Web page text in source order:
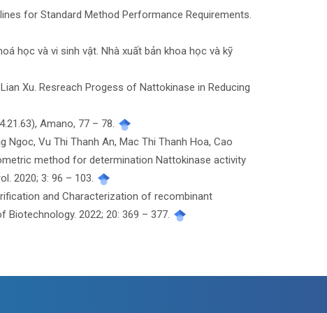
for Standard Method Performance Requirements.
học và vi sinh vật. Nhà xuất bản khoa học và kỹ
Xu. Resreach Progess of Nattokinase in Reducing
Amano, 77 – 78.
Ngoc, Vu Thi Thanh An, Mac Thi Thanh Hoa, Cao
method for determination Nattokinase activity
2020; 3: 96 – 103.
and Characterization of recombinant
2022; 20: 369 – 377.